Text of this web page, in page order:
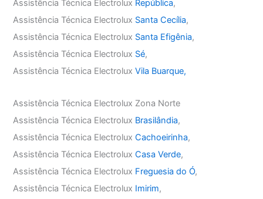
Assistência Técnica Electrolux República,
Assistência Técnica Electrolux Santa Cecília,
Assistência Técnica Electrolux Santa Efigênia,
Assistência Técnica Electrolux Sé,
Assistência Técnica ElectroluxVila Buarque,
Assistência Técnica Electrolux Zona Norte
Assistência Técnica Electrolux Brasilândia,
Assistência Técnica ElectroluxCachoeirinha,
Assistência Técnica ElectroluxCasa Verde,
Assistência Técnica Electrolux Freguesia do Ó,
Assistência Técnica Electrolux Imirim,